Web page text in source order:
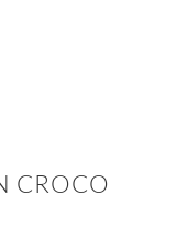
CROCO